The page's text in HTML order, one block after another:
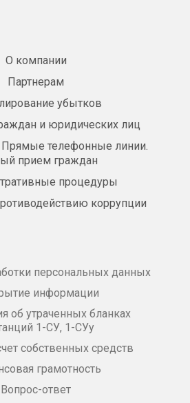
О компании
Партнерам
убытков
и юридических лиц
Прямые телефонные линии.
прием граждан
процедуры
коррупции
персональных данных
информации
об утраченных бланках
1-СУ, 1-СУу
собственных средств
грамотность
Вопрос-ответ